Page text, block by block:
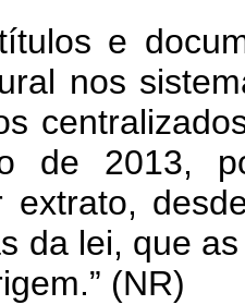
e
nos
de 2013,
extrato,
da lei, que
(NR)